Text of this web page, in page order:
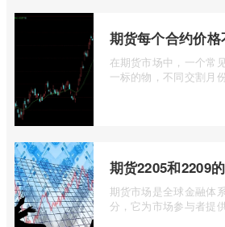
在期货市场中，一个常
一标的物，不同交割月
期货市场是全球金融体
分，它为市场参与者提